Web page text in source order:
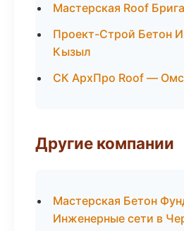
Мастерская Roof
Проект-Строй Бетон
Кызыл
СК АрхПро Roof —
Другие компании
Мастерская Бетон
Инженерные сети в